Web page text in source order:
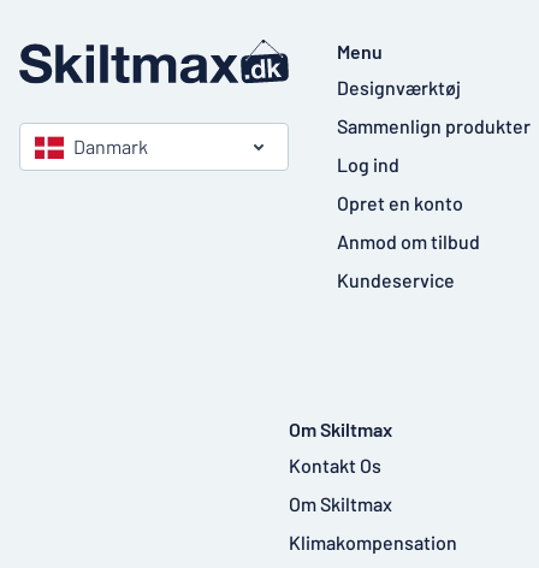
Danmark
Menu
Designværktøj
Sammenlign produkter
Log ind
Opret en konto
Anmod om tilbud
Kundeservice
Om Skiltmax
Kontakt Os
Om Skiltmax
Klimakompensation